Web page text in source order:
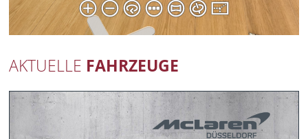
AKTUELLE FAHRZEUGE